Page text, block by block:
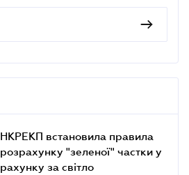
НКРЕКП встановила правила
розрахунку "зеленої" частки у
рахунку за світло